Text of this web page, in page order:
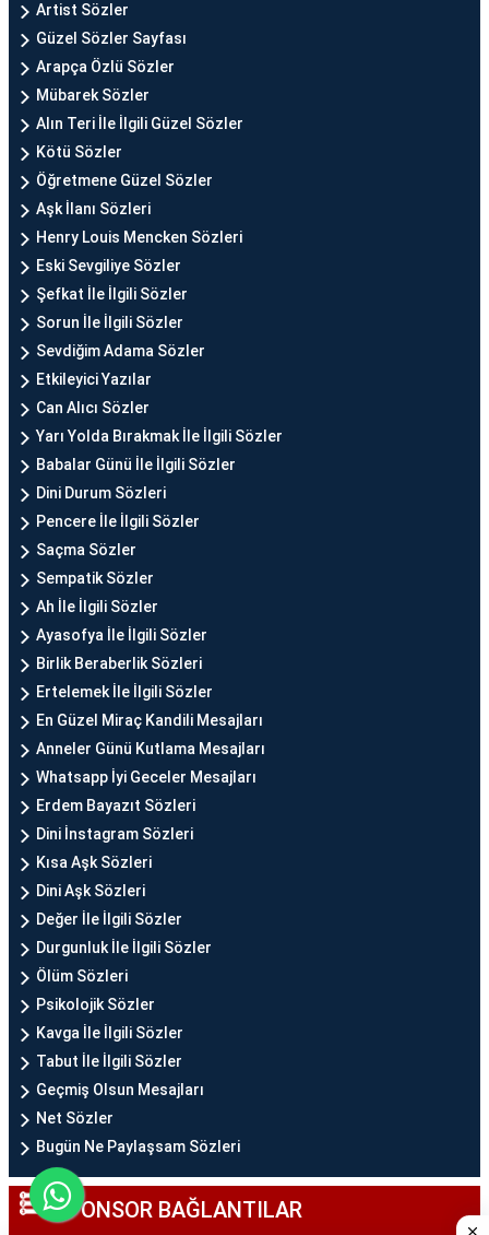
Artist Sözler
Güzel Sözler Sayfası
Arapça Özlü Sözler
Mübarek Sözler
Alın Teri İle İlgili Güzel Sözler
Kötü Sözler
Öğretmene Güzel Sözler
Aşk İlanı Sözleri
Henry Louis Mencken Sözleri
Eski Sevgiliye Sözler
Şefkat İle İlgili Sözler
Sorun İle İlgili Sözler
Sevdiğim Adama Sözler
Etkileyici Yazılar
Can Alıcı Sözler
Yarı Yolda Bırakmak İle İlgili Sözler
Babalar Günü İle İlgili Sözler
Dini Durum Sözleri
Pencere İle İlgili Sözler
Saçma Sözler
Sempatik Sözler
Ah İle İlgili Sözler
Ayasofya İle İlgili Sözler
Birlik Beraberlik Sözleri
Ertelemek İle İlgili Sözler
En Güzel Miraç Kandili Mesajları
Anneler Günü Kutlama Mesajları
Whatsapp İyi Geceler Mesajları
Erdem Bayazıt Sözleri
Dini İnstagram Sözleri
Kısa Aşk Sözleri
Dini Aşk Sözleri
Değer İle İlgili Sözler
Durgunluk İle İlgili Sözler
Ölüm Sözleri
Psikolojik Sözler
Kavga İle İlgili Sözler
Tabut İle İlgili Sözler
Geçmiş Olsun Mesajları
Net Sözler
Bugün Ne Paylaşsam Sözleri
SPONSOR BAĞLANTILAR